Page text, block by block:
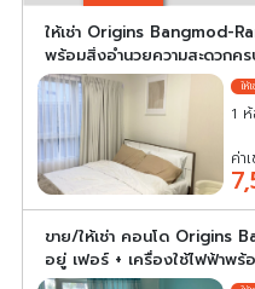
ให้เช่า Origins Bangmod-
พร้อมสิ่งอำนวยความสะดวกค
1
ค่า
ขาย/ให้เช่า คอนโด Origins
อยู่ เฟอร์ + เครื่องใช้ไฟฟ้าพร้